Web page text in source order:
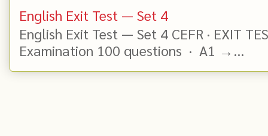
English Exit Test — Set 4
English Exit Test — Set 4 CEFR · EXIT
Examination 100 questions · A1 →...